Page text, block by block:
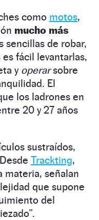
como motos,
mucho más
sencillas de robar,
fácil levantarlas,
y operarsobre
El
los ladrones en
20 y 27 años
sustraídos,
Trackting,
materia, señalan
que supone
del